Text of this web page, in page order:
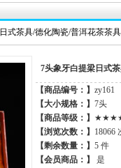
式茶具/德化陶瓷/普洱花茶茶
7头象牙白提梁日式
【商品编号：】 zy161
【大小规格：】 7头
【商品等级：】
【浏览次数：】
【剩余数量：】 5 件【
【会员商品： 】
是